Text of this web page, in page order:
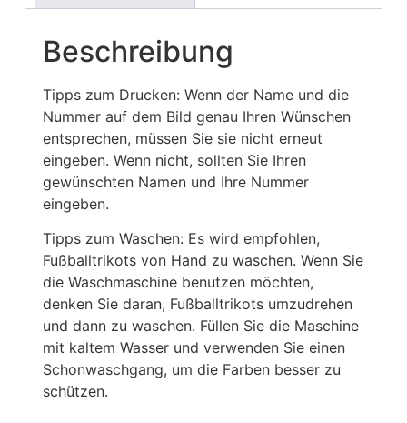
Beschreibung
Tipps zum Drucken: Wenn der Name und die
Nummer auf dem Bild genau Ihren Wünschen
entsprechen, müssen Sie sie nicht erneut
eingeben. Wenn nicht, sollten Sie Ihren
gewünschten Namen und Ihre Nummer
eingeben.
Tipps zum Waschen: Es wird empfohlen,
Fußballtrikots von Hand zu waschen. Wenn Sie
die Waschmaschine benutzen möchten,
denken Sie daran, Fußballtrikots umzudrehen
und dann zu waschen. Füllen Sie die Maschine
mit kaltem Wasser und verwenden Sie einen
Schonwaschgang, um die Farben besser zu
schützen.